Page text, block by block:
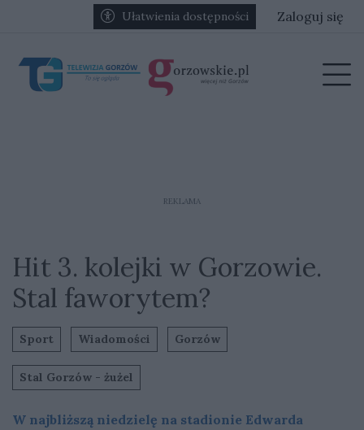
Przejdź do głównych treści
Przejdź do głównego menuUłatwienia dostępności Zaloguj się
REKLAMA
Hit 3. kolejki w Gorzowie.
Stal faworytem?
Sport Wiadomości Gorzów
Stal Gorzów - żużel
W najbliższą niedzielę na stadionie Edwarda